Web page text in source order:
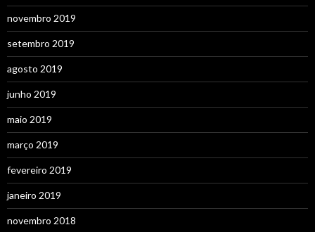
novembro 2019
setembro 2019
agosto 2019
junho 2019
maio 2019
março 2019
fevereiro 2019
janeiro 2019
novembro 2018